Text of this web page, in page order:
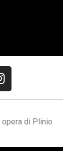
opera di Plinio